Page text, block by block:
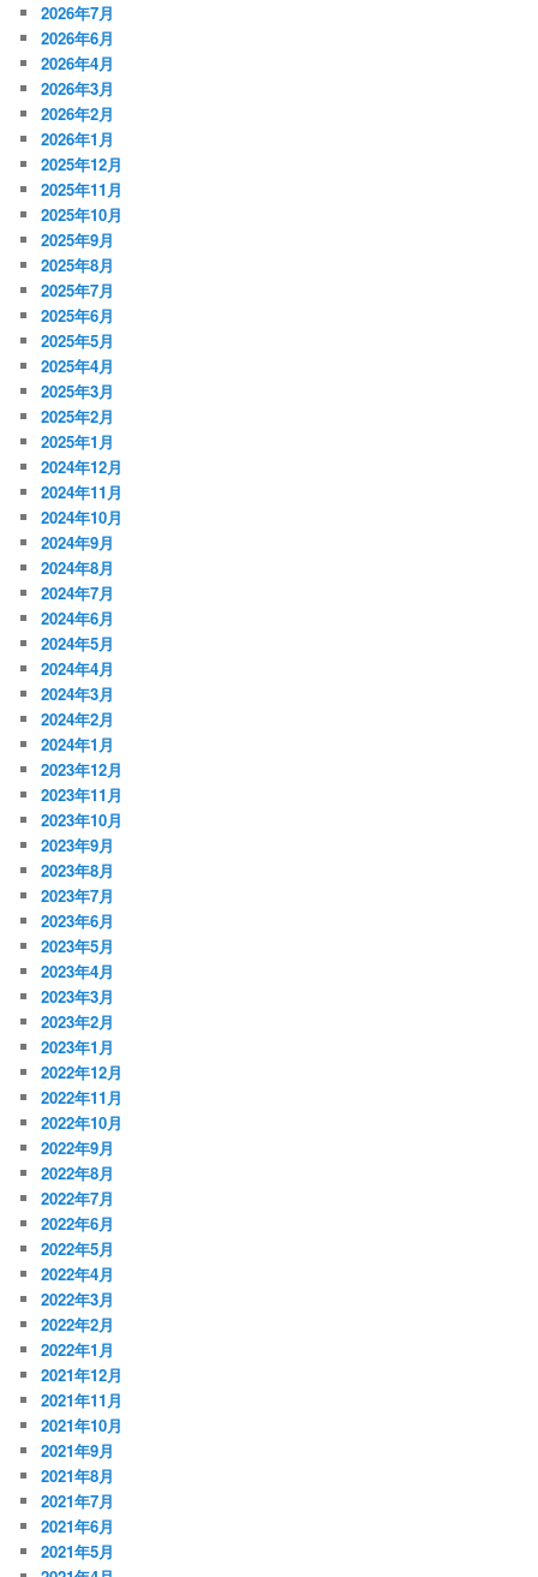
2026年7月
2026年6月
2026年4月
2026年3月
2026年2月
2026年1月
2025年12月
2025年11月
2025年10月
2025年9月
2025年8月
2025年7月
2025年6月
2025年5月
2025年4月
2025年3月
2025年2月
2025年1月
2024年12月
2024年11月
2024年10月
2024年9月
2024年8月
2024年7月
2024年6月
2024年5月
2024年4月
2024年3月
2024年2月
2024年1月
2023年12月
2023年11月
2023年10月
2023年9月
2023年8月
2023年7月
2023年6月
2023年5月
2023年4月
2023年3月
2023年2月
2023年1月
2022年12月
2022年11月
2022年10月
2022年9月
2022年8月
2022年7月
2022年6月
2022年5月
2022年4月
2022年3月
2022年2月
2022年1月
2021年12月
2021年11月
2021年10月
2021年9月
2021年8月
2021年7月
2021年6月
2021年5月